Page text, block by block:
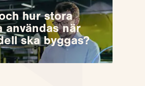
hur stora
användas när
ska byggas?